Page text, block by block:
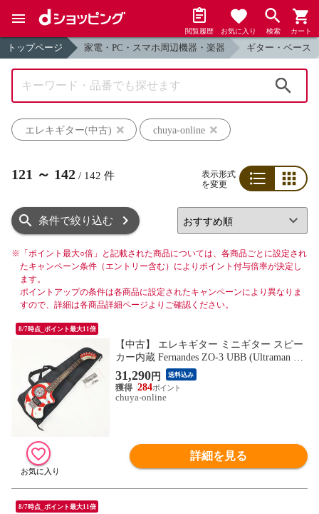
閲覧履歴 お気に入り 検索 カート
トップページ 家電・PC・スマホ周辺機器・楽器 ギター・ベース
エレキギター(中古)
chuya-online
121 ～ 142 / 142 件
表示形式
を変更
条件で絞り込む
※ 「ポイント最大○倍」と記載された商品については、各商品ごとに設定され
たキャンペーン条件（エントリー含む）によりポイント付与倍率が決定し
ます。
ポイントアップの条件は各商品に設定されたキャンペーンにより異なりま
すので、詳細は各商品詳細ページよりご確認ください。
8/7時点_ポイント最大11倍
【中古】 エレキギター ミニギター スピー
カー内蔵 Fernandes ZO-3 UBB (Ultraman Bu
bble Beam) ウルトラマンZO3 フェルナンデ
ス ぞーさん
31,290円 送料込み
284
chuya-online
詳細を見る
8/7時点_ポイント最大11倍